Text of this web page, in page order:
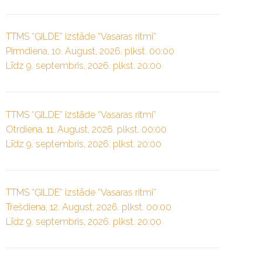
TTMS “ĢILDE” izstāde “Vasaras ritmi”
Pirmdiena, 10. August, 2026. plkst. 00:00
Līdz 9. septembris, 2026. plkst. 20:00
TTMS “ĢILDE” izstāde “Vasaras ritmi”
Otrdiena, 11. August, 2026. plkst. 00:00
Līdz 9. septembris, 2026. plkst. 20:00
TTMS “ĢILDE” izstāde “Vasaras ritmi”
Trešdiena, 12. August, 2026. plkst. 00:00
Līdz 9. septembris, 2026. plkst. 20:00